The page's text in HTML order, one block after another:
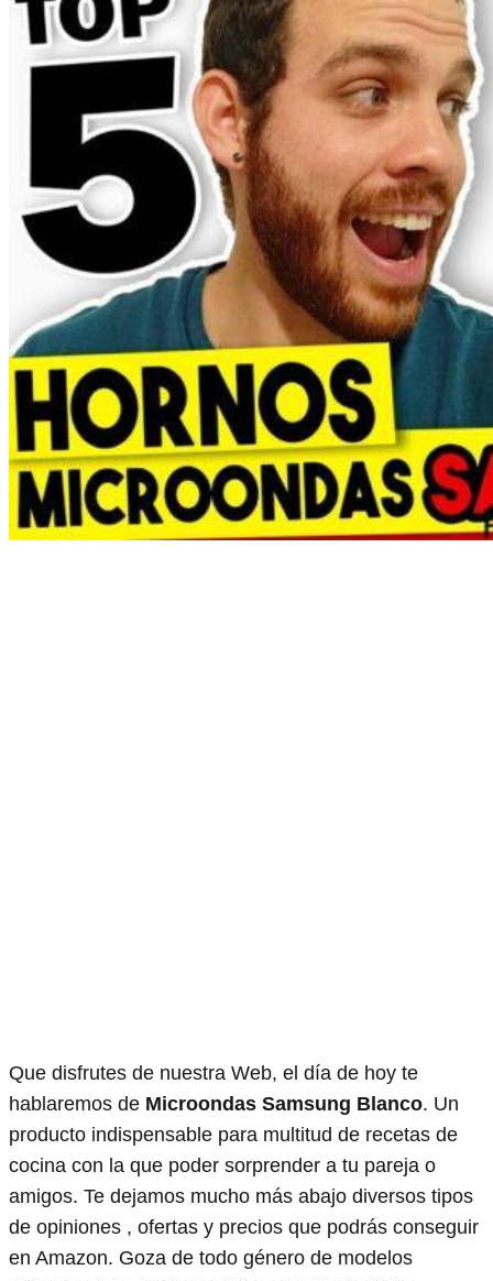
Que disfrutes de nuestra Web, el día de hoy te
hablaremos de Microondas Samsung Blanco. Un
producto indispensable para multitud de recetas de
cocina con la que poder sorprender a tu pareja o
amigos. Te dejamos mucho más abajo diversos tipos
de opiniones , ofertas y precios que podrás conseguir
en Amazon. Goza de todo género de modelos